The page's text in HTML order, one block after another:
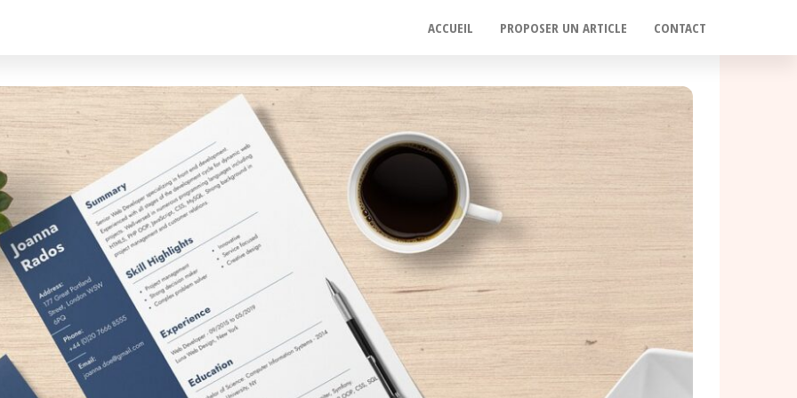
ACCUEIL PROPOSER UN ARTICLE CONTACT